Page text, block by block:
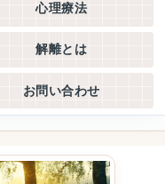
心理療法
解離とは
お問い合わせ